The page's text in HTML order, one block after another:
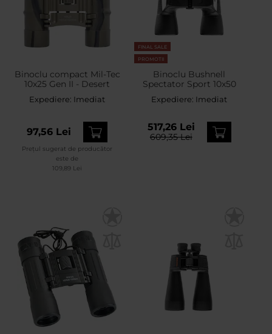
Binoclu compact Mil-Tec
10x25 Gen II - Desert
Expediere: Imediat
97,56 Lei
Prețul sugerat de producător
este de
109,89 Lei
FINAL SALE
PROMOTII
Binoclu Bushnell
Spectator Sport 10x50
Expediere: Imediat
517,26 Lei
609,35 Lei